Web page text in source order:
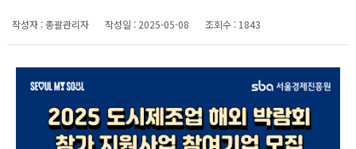
작성자 : 총괄관리자 작성일 : 2025-05-08 조회수 : 1843